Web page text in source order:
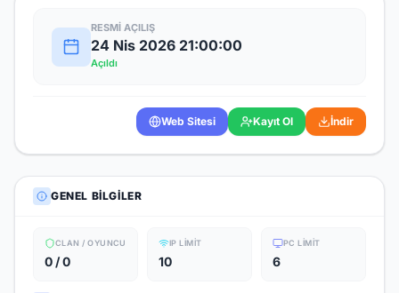
RESMI AÇILIŞ
24 Nis 2026 21:00:00
Açıldı
Web Sitesi Kayıt Ol İndir
GENEL BILGILER
CLAN / OYUNCU
0 / 0
IP LIMIT
10
PC LIMIT
6